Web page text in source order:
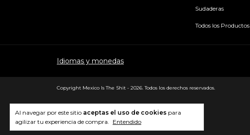
Al navegar por este sitio aceptas el uso de cookies para
agilizar tu experiencia de compra. Entendido
Sudaderas
Todos los Productos
Idiomas y monedas
Copyright Mexico Is The Shit - 2026. Todos los derechos reservados.